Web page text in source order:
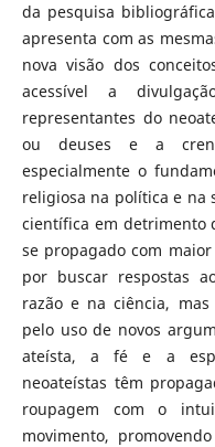
da pesquisa
apresenta com as
nova visão dos
acessível a
representantes do
ou deuses e a
especialmente o
religiosa na política e na
científica em detrimento
se propagado com
por buscar respostas
razão e na ciência,
pelo uso de novos
ateísta, a fé e a
neoateístas têm
roupagem com o
movimento,